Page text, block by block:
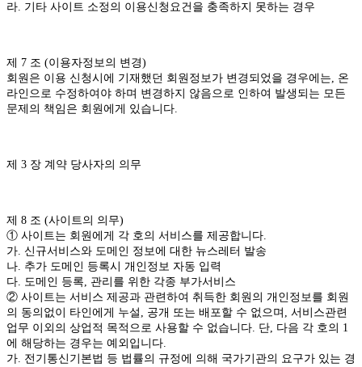
라. 기타 사이트 소정의 이용신청요건을 충족하지 못하는 경우
제 7 조 (이용자정보의 변경)
회원은 이용 신청시에 기재했던 회원정보가 변경되었을 경우에는, 온
라인으로 수정하여야 하며 변경하지 않음으로 인하여 발생되는 모든
문제의 책임은 회원에게 있습니다.
제 3 장 계약 당사자의 의무
제 8 조 (사이트의 의무)
① 사이트는 회원에게 각 호의 서비스를 제공합니다.
가. 신규서비스와 도메인 정보에 대한 뉴스레터 발송
나. 추가 도메인 등록시 개인정보 자동 입력
다. 도메인 등록, 관리를 위한 각종 부가서비스
② 사이트는 서비스 제공과 관련하여 취득한 회원의 개인정보를 회원
의 동의없이 타인에게 누설, 공개 또는 배포할 수 없으며, 서비스관련
업무 이외의 상업적 목적으로 사용할 수 없습니다. 단, 다음 각 호의 1
에 해당하는 경우는 예외입니다.
가. 전기통신기본법 등 법률의 규정에 의해 국가기관의 요구가 있는 경